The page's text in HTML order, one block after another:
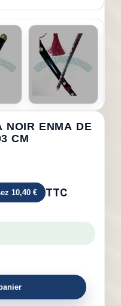
NOIR ENMA DE
CM
10,40 € TTC